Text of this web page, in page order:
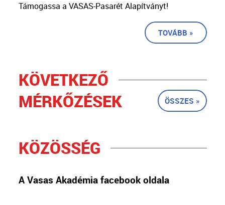
Támogassa a VASAS-Pasarét Alapítványt!
TOVÁBB »
KÖVETKEZŐ
MÉRKŐZÉSEK
ÖSSZES »
KÖZÖSSÉG
A Vasas Akadémia facebook oldala